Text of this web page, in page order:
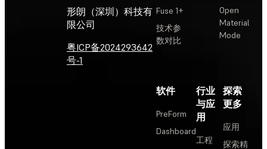
形朗（深圳）科技有
限公司
粤ICP备2024293642
号-1
Fuse 1+
技术参
数对比
Open
Material
Mode
软件
PreForm
Dashboard
行业
与应
用
工程
探索
更多
应用
探索精